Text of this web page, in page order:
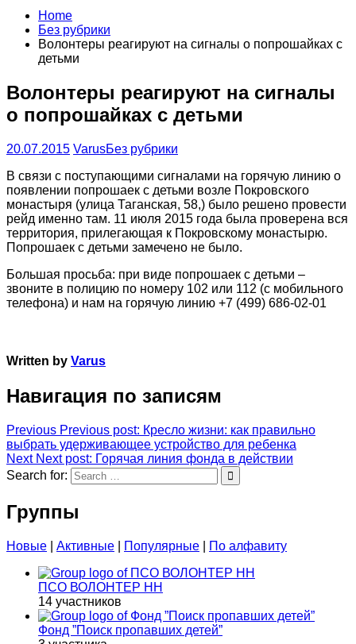
Home
Без рубрики
Волонтеры реагируют на сигналы о попрошайках с
детьми
Волонтеры реагируют на сигналы
о попрошайках с детьми
20.07.2015 VarusБез рубрики
В связи с поступающими сигналами на горячую линию о
появлении попрошаек с детьми возле Покровского
монастыря (улица Таганская, 58,) было решено провести
рейд именно там. 11 июля 2015 года была проверена вся
территория, прилегающая к Покровскому монастырю.
Попрошаек с детьми замечено не было.
Большая просьба: при виде попрошаек с детьми –
звоните в полицию по номеру 102 или 112 (с мобильного
телефона) и нам на горячую линию +7 (499) 686-02-01
Written by Varus
Навигация по записям
Previous Previous post: Кресло жизни: как правильно
выбрать удерживающее устройство для ребенка
Next Next post: Горячая линия фонда в действии
Search for:
Группы
Новые Активные Популярные По алфавиту
ПСО ВОЛОНТЕР НН
14 участников
Фонд ”Поиск пропавших детей”